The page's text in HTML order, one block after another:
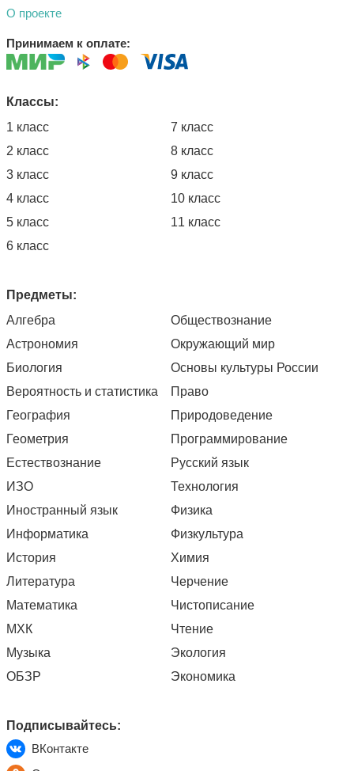
О проекте
Принимаем к оплате:
Классы:
1 класс
2 класс
3 класс
4 класс
5 класс
6 класс
7 класс
8 класс
9 класс
10 класс
11 класс
Предметы:
Алгебра
Астрономия
Биология
Вероятность и статистика
География
Геометрия
Естествознание
ИЗО
Иностранный язык
Информатика
История
Литература
Математика
МХК
Музыка
ОБЗР
Обществознание
Окружающий мир
Основы культуры России
Право
Природоведение
Программирование
Русский язык
Технология
Физика
Физкультура
Химия
Черчение
Чистописание
Чтение
Экология
Экономика
Подписывайтесь:
ВКонтакте